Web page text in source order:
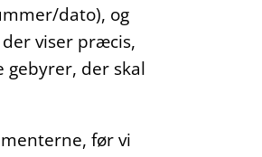
dato), og
viser præcis,
gebyrer, der skal
før vi